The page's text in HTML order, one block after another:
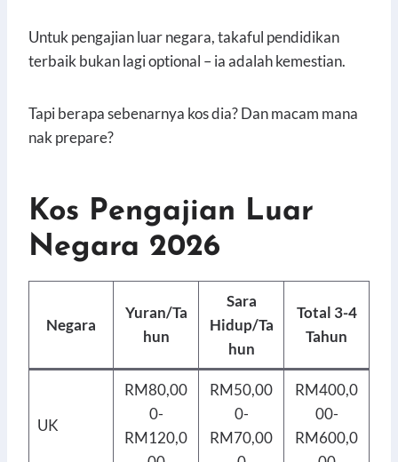
Untuk pengajian luar negara, takaful pendidikan
terbaik bukan lagi optional – ia adalah kemestian.
Tapi berapa sebenarnya kos dia? Dan macam mana
nak prepare?
Kos Pengajian Luar
Negara 2026
Negara
Yuran/Ta
hun
Sara
Hidup/Ta
hun
Total 3-4
Tahun
UK
RM80,00
0-
RM120,0
RM50,00
0-
RM70,00
RM400,0
00-
RM600,0